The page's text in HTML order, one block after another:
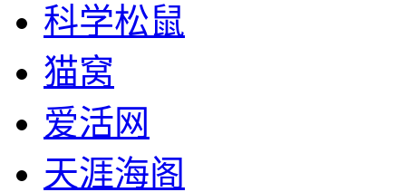
科学松鼠
猫窝
爱活网
天涯海阁